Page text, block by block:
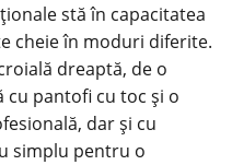
stă în capacitatea
cheie în moduri diferite.
dreaptă, de o
pantofi cu toc și o
dar și cu
simplu pentru o